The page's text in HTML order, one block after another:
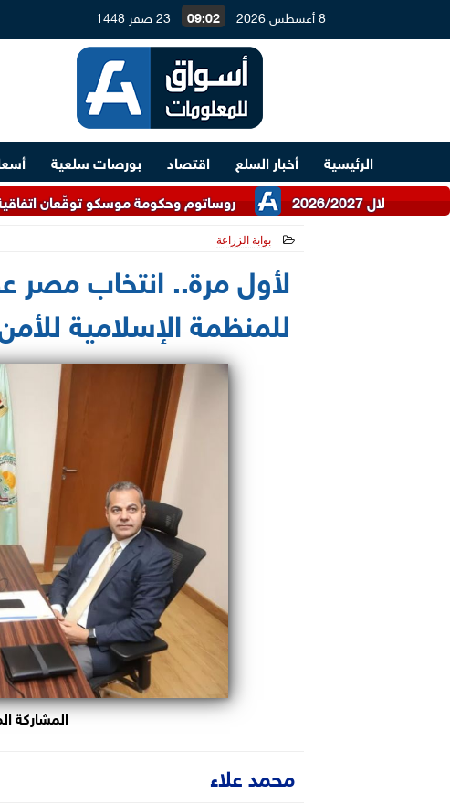
8 أغسطس 2026 09:02 23 صفر 1448
الرئيسية أخبار السلع اقتصاد بورصات سلعية
روساتوم وحكومة موسكو توقّعان اتفاقية للتعاون
بوابة الزراعة
لأول مرة.. انتخاب مصر
للمنظمة الإسلامية
المشاركة
محمد علاء